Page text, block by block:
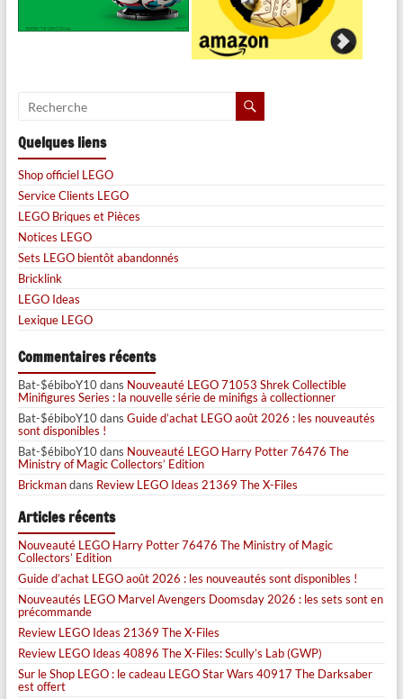
Quelques liens
Shop officiel LEGO
Service Clients LEGO
LEGO Briques et Pièces
Notices LEGO
Sets LEGO bientôt abandonnés
Bricklink
LEGO Ideas
Lexique LEGO
Commentaires récents
Bat-$ébiboY10dans Nouveauté LEGO 71053 Shrek Collectible
Minifigures Series : la nouvelle série de minifigs à collectionner
Bat-$ébiboY10dans Guide d’achat LEGO août 2026 : les nouveautés
sont disponibles !
Bat-$ébiboY10dans Nouveauté LEGO Harry Potter 76476 The
Ministry of Magic Collectors’ Edition
Brickmandans Review LEGO Ideas 21369 The X-Files
Articles récents
Nouveauté LEGO Harry Potter 76476 The Ministry of Magic
Collectors’ Edition
Guide d’achat LEGO août 2026 : les nouveautés sont disponibles !
Nouveautés LEGO Marvel Avengers Doomsday 2026 : les sets sont en
précommande
Review LEGO Ideas 21369 The X-Files
Review LEGO Ideas 40896 The X-Files: Scully’s Lab (GWP)
Sur le Shop LEGO : le cadeau LEGO Star Wars 40917 The Darksaber
est offert